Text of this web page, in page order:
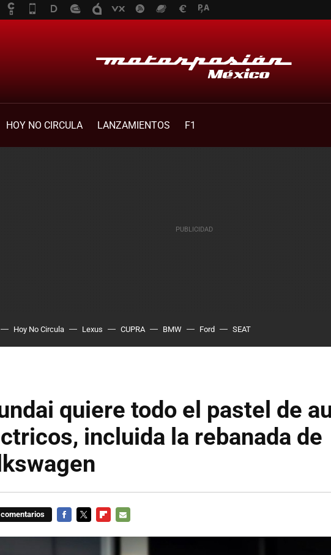
HOY NO CIRCULA LANZAMIENTOS F1
Hoy No Circula Lexus CUPRA BMW Ford SEAT
quiere todo el pastel de
incluida la rebanada de